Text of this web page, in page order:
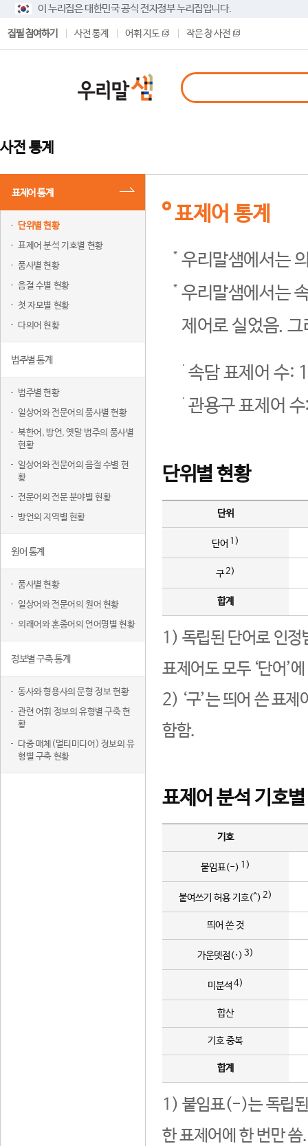
이 누리집은 대한민국 공식 전자정부 누리집입니다.
집필 참여하기 사전 통계 어휘 지도 작은 창 사전
사전 통계
표제어 통계
단위별 현황
표제어 분석 기호별 현황
품사별 현황
음절 수별 현황
첫 자모별 현황
다의어 현황
범주별 통계
범주별 현황
일상어와 전문어의 품사별 현황
북한어, 방언, 옛말 범주의 품사별
현황
일상어와 전문어의 음절 수별 현
황
전문어의 전문 분야별 현황
방언의 지역별 현황
원어 통계
품사별 현황
일상어와 전문어의 원어 현황
외래어와 혼종어의 언어명별 현황
정보별 구축 통계
동사와 형용사의 문형 정보 현황
관련 어휘 정보의 유형별 구축 현
황
다중 매체(멀티미디어) 정보의 유
형별 구축 현황
표제어 통계
우리말샘에서는
우리말샘에서는
제어로 실었음.
속담 표제어 수:
관용구 표제어
단위별 현황
단위
단어 1)
구2)
합계
1) 독립된 단어로 인정
표제어도 모두 ‘단어’
2) ‘구’는 띄어 쓴 표
함함.
표제어 분석 기호
기호
붙임표(-) 1)
붙여쓰기 허용 기호(^) 2)
띄어 쓴 것
가운뎃점(·) 3)
미분석 4)
합산
기호 중복
합계
1) 붙임표(-)는 독립된
한 표제어에 한 번만